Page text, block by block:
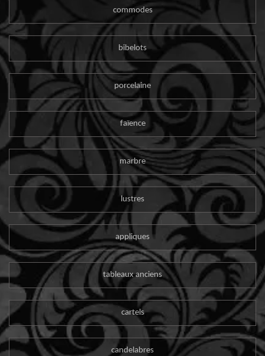
commodes
bibelots
porcelaine
faïence
marbre
lustres
appliques
tableaux anciens
cartels
candelabres